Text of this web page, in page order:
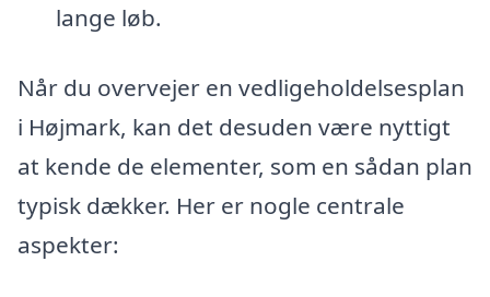
lange løb.
Når du overvejer en vedligeholdelsesplan
i Højmark, kan det desuden være nyttigt
at kende de elementer, som en sådan plan
typisk dækker. Her er nogle centrale
aspekter: